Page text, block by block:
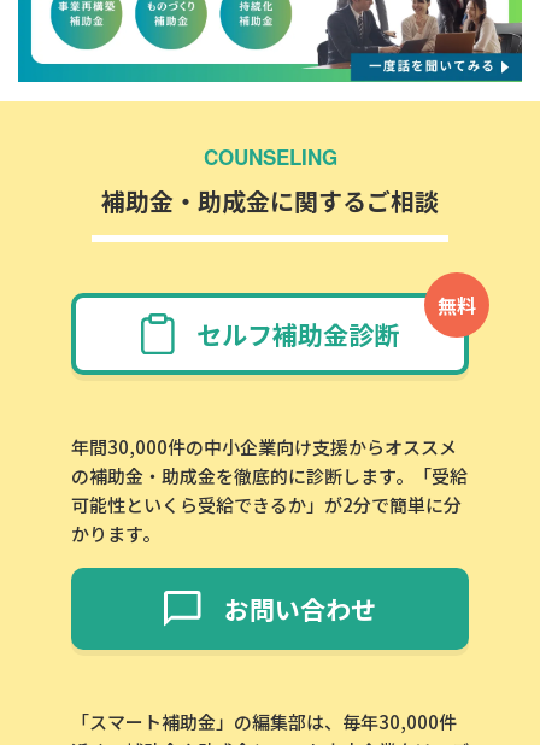
COUNSELING
補助金・助成金に関するご相談
無料
セルフ補助金診断
年間30,000件の中小企業向け支援からオススメ
の補助金・助成金を徹底的に診断します。「受給
可能性といくら受給できるか」が2分で簡単に分
かります。
お問い合わせ
「スマート補助金」の編集部は、毎年30,000件